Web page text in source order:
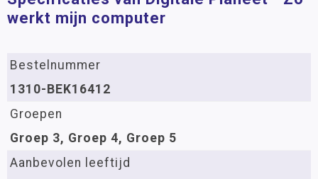
werkt mijn computer
Bestelnummer
1310-BEK16412
Groepen
Groep 3, Groep 4, Groep 5
Aanbevolen leeftijd